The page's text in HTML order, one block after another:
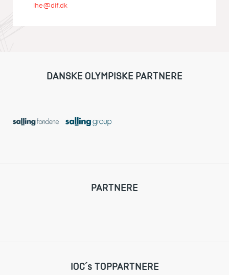
lhe@dif.dk
DANSKE OLYMPISKE PARTNERE
PARTNERE
IOC´s TOPPARTNERE